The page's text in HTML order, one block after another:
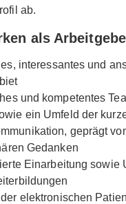
ab.
als
interessantes und
und kompetentes
ein Umfeld der
geprägt
Gedanken
Einarbeitung sowie
elektronischen